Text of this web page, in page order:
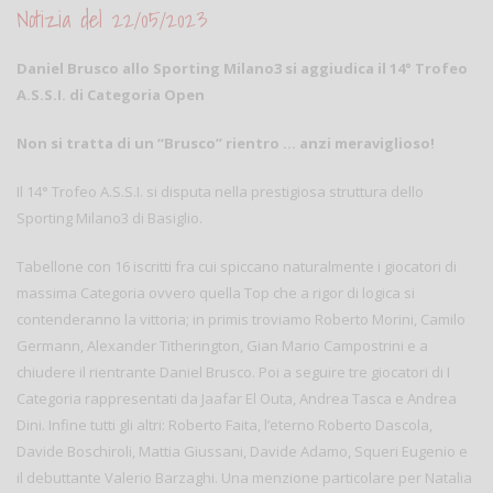
Notizia del 22/05/2023
Daniel Brusco allo Sporting Milano3 si aggiudica il 14° Trofeo
A.S.S.I. di Categoria Open
Non si tratta di un “Brusco” rientro … anzi meraviglioso!
Il 14° Trofeo A.S.S.I. si disputa nella prestigiosa struttura dello
Sporting Milano3 di Basiglio.
Tabellone con 16 iscritti fra cui spiccano naturalmente i giocatori di
massima Categoria ovvero quella Top che a rigor di logica si
contenderanno la vittoria; in primis troviamo Roberto Morini, Camilo
Germann, Alexander Titherington, Gian Mario Campostrini e a
chiudere il rientrante Daniel Brusco. Poi a seguire tre giocatori di I
Categoria rappresentati da Jaafar El Outa, Andrea Tasca e Andrea
Dini. Infine tutti gli altri: Roberto Faita, l’eterno Roberto Dascola,
Davide Boschiroli, Mattia Giussani, Davide Adamo, Squeri Eugenio e
il debuttante Valerio Barzaghi. Una menzione particolare per Natalia